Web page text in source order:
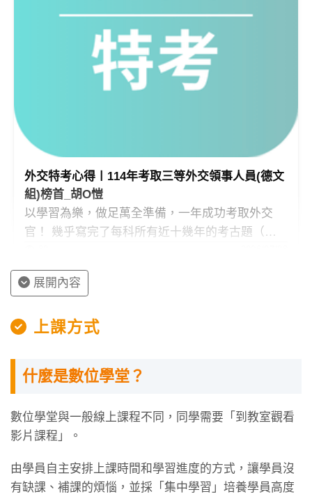
外交特考心得〡114年考取三等外交領事人員(德文
組)榜首_胡O愷
以學習為樂，做足萬全準備，一年成功考取外交
官！ 幾乎寫完了每科所有近十幾年的考古題（申
容容、游刃有餘。
展開內容
上課方式
什麼是數位學堂？
數位學堂與一般線上課程不同，同學需要「到教室觀看
影片課程」。
由學員自主安排上課時間和學習進度的方式，讓學員沒
有缺課、補課的煩惱，並採「集中學習」培養學員高度